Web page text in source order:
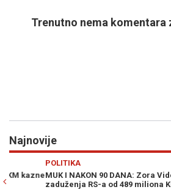
Trenutno nema komentara
Najnovije
MUK I NAKON 90 DANA: Zora Vidović ne
zaduženja RS-a od 489 miliona KM